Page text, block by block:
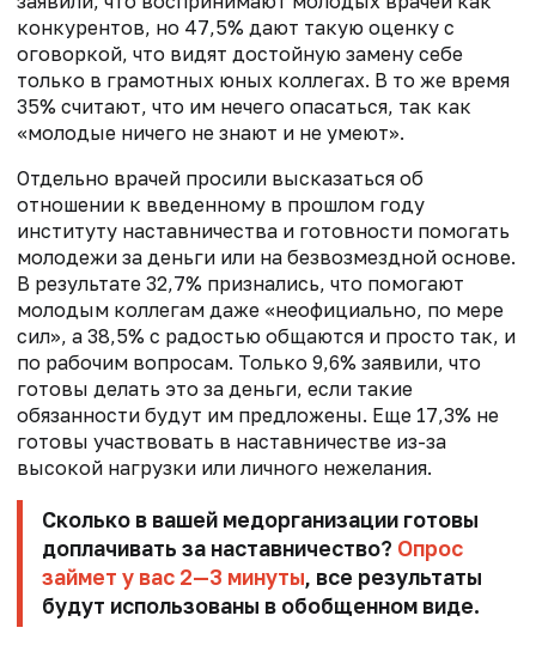
конкурентов, но 47,5% дают такую оценку с
оговоркой, что видят достойную замену себе
только в грамотных юных коллегах. В то же время
35% считают, что им нечего опасаться, так как
«молодые ничего не знают и не умеют».
Отдельно врачей просили высказаться об
отношении к введенному в прошлом году
институту наставничества и готовности помогать
молодежи за деньги или на безвозмездной основе.
В результате 32,7% признались, что помогают
молодым коллегам даже «неофициально, по мере
сил», а 38,5% с радостью общаются и просто так, и
по рабочим вопросам. Только 9,6% заявили, что
готовы делать это за деньги, если такие
обязанности будут им предложены. Еще 17,3% не
готовы участвовать в наставничестве из-за
высокой нагрузки или личного нежелания.
Сколько в вашей медорганизации готовы
доплачивать за наставничество? Опрос
займет у вас 2—3 минуты, все результаты
будут использованы в обобщенном виде.